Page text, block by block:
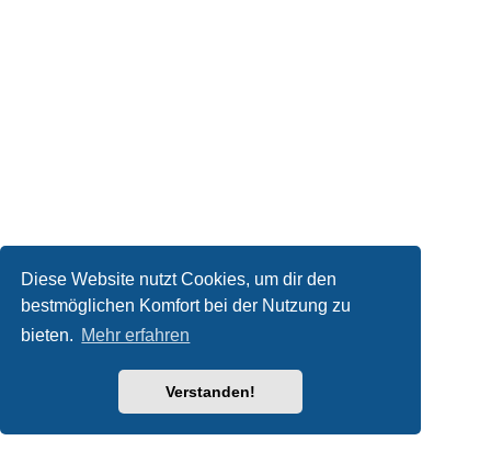
Diese Website nutzt Cookies, um dir den
bestmöglichen Komfort bei der Nutzung zu
bieten. Mehr erfahren
Verstanden!